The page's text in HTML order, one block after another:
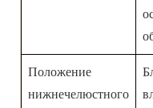
Положение
нижнечелюстного